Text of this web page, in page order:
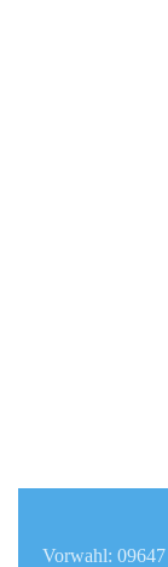
Vorwahl: 09647